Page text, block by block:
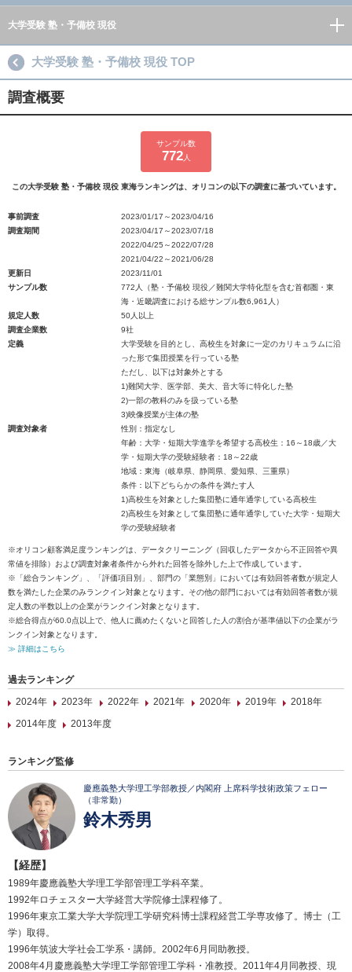
大学受験 塾・予備校 現役
大学受験 塾・予備校 現役 TOP
調査概要
サンプル数
772人
この大学受験 塾・予備校 現役 東海ランキングは、オリコンの以下の調査に基づいています。
事前調査
2023/01/17～2023/04/16
調査期間
2023/04/17～2023/07/18
2022/04/25～2022/07/28
2021/04/22～2021/06/28
更新日
2023/11/01
サンプル数
772人（塾・予備校 現役／難関大学特化型を含む首都圏・東
海・近畿調査における総サンプル数6,961人）
規定人数
50人以上
調査企業数
9社
定義
大学受験を目的とし、高校生を対象に一定のカリキュラムに沿
った形で集団授業を行っている塾
ただし、以下は対象外とする
1)難関大学、医学部、美大、音大等に特化した塾
2)一部の教科のみを扱っている塾
3)映像授業が主体の塾
調査対象者
性別：指定なし
年齢：大学・短期大学進学を希望する高校生：16～18歳／大
学・短期大学の受験経験者：18～22歳
地域：東海（岐阜県、静岡県、愛知県、三重県）
条件：以下どちらかの条件を満たす人
1)高校生を対象とした集団塾に通年通学している高校生
2)高校生を対象として集団塾に通年通学していた大学・短期大
学の受験経験者
※オリコン顧客満足度ランキングは、データクリーニング（回収したデータから不正回答や異
常値を排除）および調査対象者条件から外れた回答を除外した上で作成しています。
※「総合ランキング」、「評価項目別」、部門の「業態別」においては有効回答者数が規定人
数を満たした企業のみランクイン対象となります。その他の部門においては有効回答者数が規
定人数の半数以上の企業がランクイン対象となります。
※総合得点が60.0点以上で、他人に薦めたくないと回答した人の割合が基準値以下の企業がラ
ンクイン対象となります。
≫ 詳細はこちら
過去ランキング
2024年
2023年 2022年 2021年 2020年 2019年
2018年
2014年度
2013年度
ランキング監修
慶應義塾大学理工学部教授／内閣府 上席科学技術政策フェロー
（非常勤）
鈴木秀男
【経歴】
1989年慶應義塾大学理工学部管理工学科卒業。
1992年ロチェスター大学経営大学院修士課程修了。
1996年東京工業大学大学院理工学研究科博士課程経営工学専攻修了。博士（工
学）取得。
1996年筑波大学社会工学系・講師。2002年6月同助教授。
2008年4月慶應義塾大学理工学部管理工学科・准教授。2011年4月同教授、現